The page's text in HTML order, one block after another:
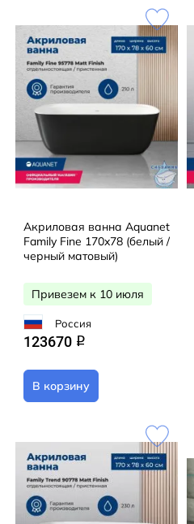
Акриловая ванна Aquanet
Family Fine 170x78 (белый /
черный матовый)
Привезем к 10 июля
Россия
123670 q
В корзину